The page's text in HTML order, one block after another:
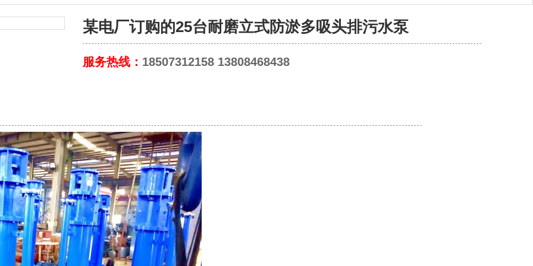
某电厂订购的25台耐磨立式防淤多吸头排污水泵
服务热线： 18507312158 13808468438